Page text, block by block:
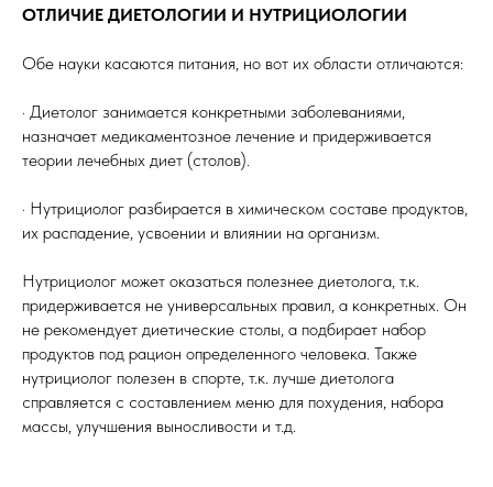
ОТЛИЧИЕ ДИЕТОЛОГИИ И НУТРИЦИОЛОГИИ
Обе науки касаются питания, но вот их области отличаются:
· Диетолог занимается конкретными заболеваниями,
назначает медикаментозное лечение и придерживается
теории лечебных диет (столов).
· Нутрициолог разбирается в химическом составе продуктов,
их распадение, усвоении и влиянии на организм.
Нутрициолог может оказаться полезнее диетолога, т.к.
придерживается не универсальных правил, а конкретных. Он
не рекомендует диетические столы, а подбирает набор
продуктов под рацион определенного человека. Также
нутрициолог полезен в спорте, т.к. лучше диетолога
справляется с составлением меню для похудения, набора
массы, улучшения выносливости и т.д.